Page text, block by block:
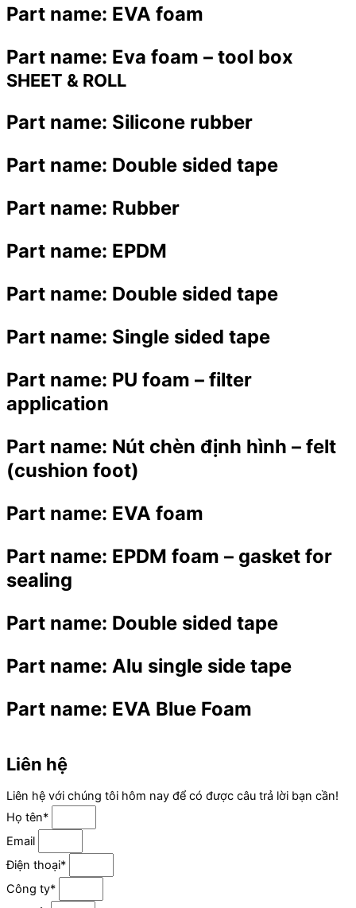
Part name: EVA foam
Part name: Eva foam – tool box
SHEET & ROLL
Part name: Silicone rubber
Part name: Double sided tape
Part name: Rubber
Part name: EPDM
Part name: Double sided tape
Part name: Single sided tape
Part name: PU foam – filter
application
Part name: Nút chèn định hình – felt
(cushion foot)
Part name: EVA foam
Part name: EPDM foam – gasket for
sealing
Part name: Double sided tape
Part name: Alu single side tape
Part name: EVA Blue Foam
Liên hệ
Liên hệ với chúng tôi hôm nay để có được câu trả lời bạn cần!
Họ tên*
Email
Điện thoại*
Công ty*